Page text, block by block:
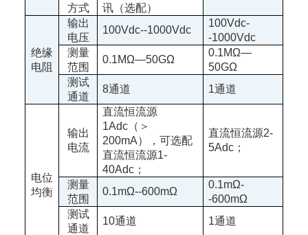
方式
讯（选配）
绝缘
电阻
输出
电压
100Vdc--1000Vdc
100Vdc-
-1000Vdc
测量
范围
0.1MΩ—50GΩ
0.1MΩ—
50GΩ
测试
通道
8通道 1通道
电位
均衡
输出
电流
直流恒流源
1Adc （＞
200mA），可选配
直流恒流源1-
40Adc ；
直流恒流源2-
5Adc ；
测量
范围
0.1mΩ--600mΩ
0.1mΩ-
-600mΩ
测试
通道
10通道 1通道